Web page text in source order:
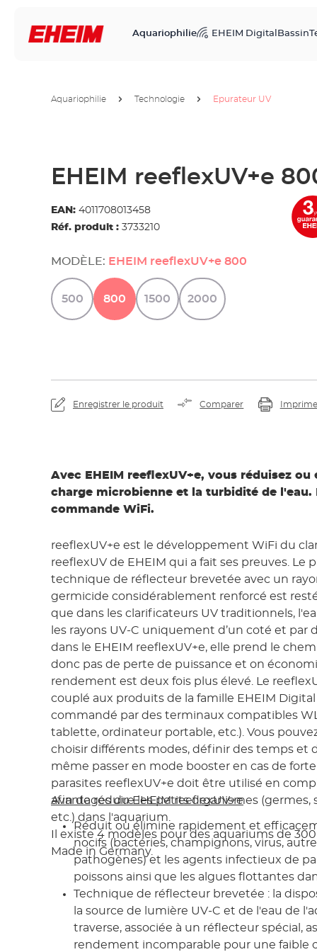
Aquariophilie EHEIM Digital Bassin
Aquariophilie Technologie Epurateur UV
EHEIM reeflexUV+e
EAN: 4011708013458
Réf. produit : 3733210
MODÈLE: EHEIM reeflexUV+e 800
500 800 1500 2000
Enregistrer le produit Comparer
Avec EHEIM reeflexUV+e, vous réduisez ou
charge microbienne et la turbidité de l'eau.
commande WiFi.
reeflexUV+e est le développement WiFi du
reeflexUV de EHEIM qui a fait ses preuves. Le
technique de réflecteur brevetée avec un
germicide considérablement renforcé est
que dans les clarificateurs UV traditionnels,
les rayons UV-C uniquement d’un coté et par
dans le EHEIM reeflexUV+e, elle prend le
donc pas de perte de puissance et on
rendement est deux fois plus élevé. Le
couplé aux produits de la famille EHEIM
commandé par des terminaux compatibles
tablette, ordinateur portable, etc.). Vous
choisir différents modes, définir des temps et
même passer en mode booster en cas de
parasites reeflexUV+e doit être utilisé en
afin de réduire les petits organismes (germes,
etc.) dans l'aquarium.
Il existe 4 modèles pour des aquariums de
Made in Germany.
Avantages du EHEIM reeflexUV+e
Réduit ou élimine rapidement et
nocifs (bactéries, champignons, virus,
pathogènes) et les agents infectieux de
poissons ainsi que les algues flottantes
Technique de réflecteur brevetée : la
la source de lumière UV-C et de l'eau de
traverse, associée à un réflecteur spécial,
rendement incomparable pour une faible